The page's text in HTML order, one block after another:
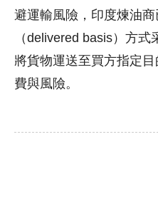
避運輸風險，印度煉油商
（delivered basis）方
將貨物運送至買方指定
費與風險。